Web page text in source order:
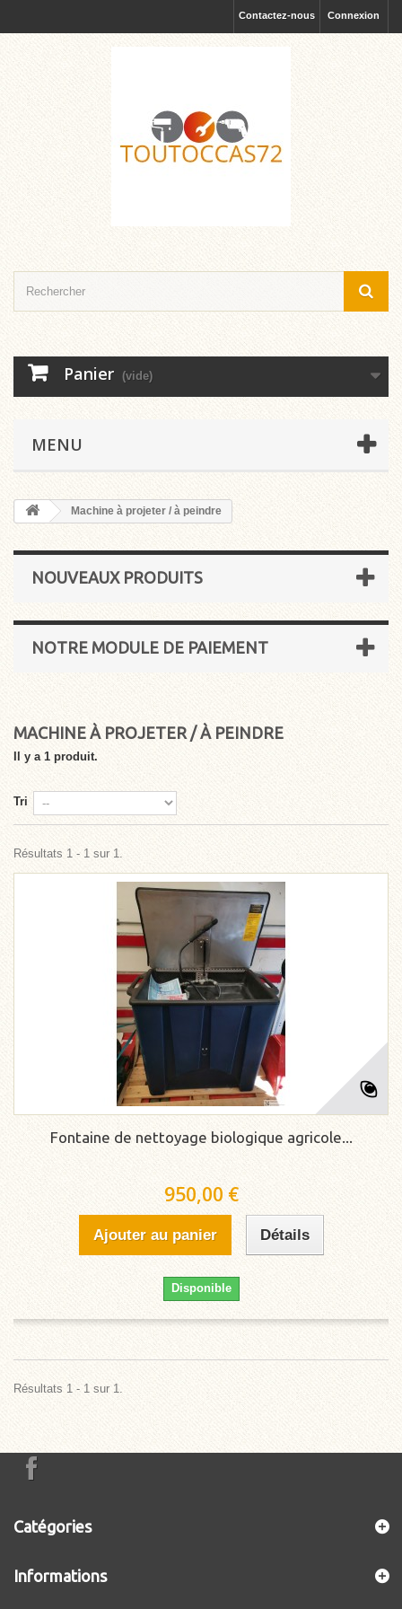
Connexion
Contactez-nous
Panier (vide)
MENU
Machine à projeter / à peindre
NOUVEAUX PRODUITS
NOTRE MODULE DE PAIEMENT
MACHINE À PROJETER / À PEINDRE
Il y a 1 produit.
Tri
Résultats 1 - 1 sur 1.
Fontaine de nettoyage biologique agricole...
950,00 €
Ajouter au panier Détails
Disponible
Résultats 1 - 1 sur 1.
Catégories
Informations